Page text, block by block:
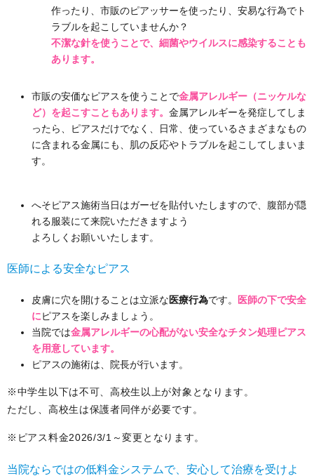
作ったり、市販のピアッサーを使ったり、安易な行為でト
ラブルを起こしていませんか？
不潔な針を使うことで、細菌やウイルスに感染することも
あります。
市販の安価なピアスを使うことで金属アレルギー（ニッケルな
ど）を起こすこともあります。 金属アレルギーを発症してしま
ったら、ピアスだけでなく、日常、使っているさまざまなもの
に含まれる金属にも、肌の反応やトラブルを起こしてしまいま
す。
へそピアス施術当日はガーゼを貼付いたしますので、腹部が隠
れる服装にて来院いただきますよう
よろしくお願いいたします。
医師による安全なピアス
皮膚に穴を開けることは立派な医療行為です。
医師の下で安全
にピアスを楽しみましょう。
当院では金属アレルギーの心配がない安全なチタン処理ピアス
を用意しています。
ピアスの施術は、院長が行います。
※中学生以下は不可、高校生以上が対象となります。
ただし、高校生は保護者同伴が必要です。
※ピアス料金2026/3/1～変更となります。
当院ならではの低料金システムで、安心して治療を受けよ